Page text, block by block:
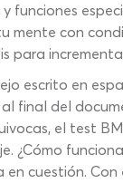
funciones
mente con
para
escrito en
final del
el test
¿Cómo
cuestión.